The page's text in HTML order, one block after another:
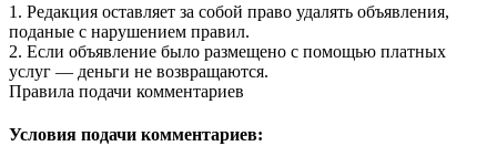
1. Редакция оставляет за собой право удалять объявления,
поданые с нарушением правил.
2. Если объявление было размещено с помощью платных
услуг — деньги не возвращаются.
Правила подачи комментариев
Условия подачи комментариев: